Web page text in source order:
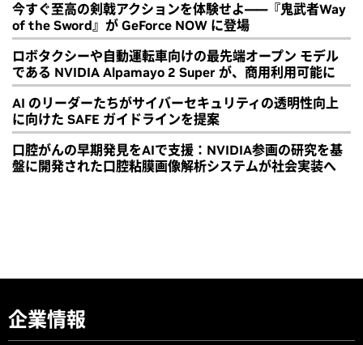
今すぐ至高の剣戟アクションを体験せよ――『鬼武者Way
of the Sword』が GeForce NOW に登場
ロボタクシーや自動運転車向けの最先端オープン モデル
である NVIDIA Alpamayo 2 Super が、商用利用可能に
AI のリーダーたちがサイバーセキュリティの透明性向上
に向けた SAFE ガイドラインを提案
口腔がんの早期発見をAIで支援：NVIDIA参画の研究を基
盤に開発された口腔粘膜画像解析システムが社会実装へ
企業情報